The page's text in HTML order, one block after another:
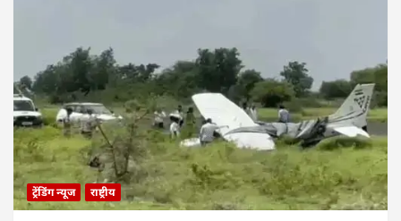
ट्रेंडिंग न्यूज राष्ट्रीय